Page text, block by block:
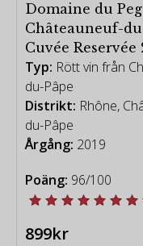
Domaine du
Châteauneuf-
Cuvée Reservée
Typ: Rött vin från
du-Pâpe
Distrikt: Rhône,
du-Pâpe
Årgång: 2019
Poäng: 96/100
899kr